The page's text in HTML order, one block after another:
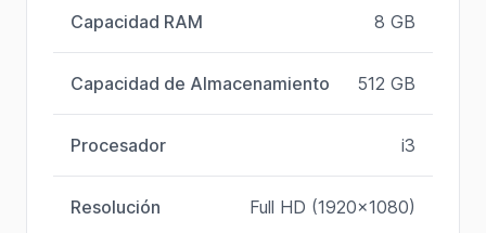
Capacidad RAM 8 GB
Capacidad de Almacenamiento 512 GB
Procesador i3
Resolución Full HD (1920x1080)